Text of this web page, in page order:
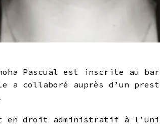
Pascual est inscrite au
a collaboré auprès d’un
en droit administratif à